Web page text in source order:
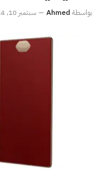
بواسطةAhmed سبتمبر 10, 2024